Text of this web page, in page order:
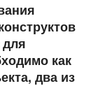
как
два из